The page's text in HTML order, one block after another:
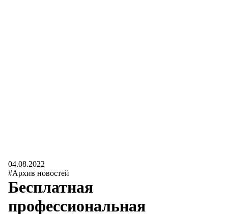
04.08.2022
#Архив новостей
Бесплатная
профессиональная